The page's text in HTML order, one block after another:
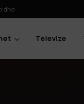
dne
Televize